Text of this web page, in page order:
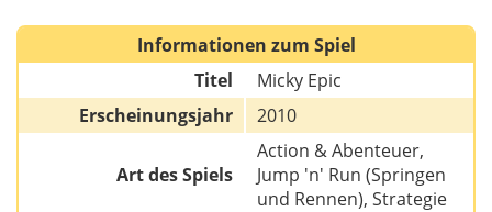
Informationen zum Spiel
Titel
Micky Epic
Erscheinungsjahr
2010
Art des Spiels
Action & Abenteuer,
Jump 'n' Run (Springen
und Rennen), Strategie